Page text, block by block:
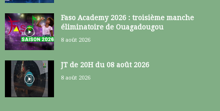
Faso Academy 2026 : troisième manche
éliminatoire de Ouagadougou
8 août 2026
JT de 20H du 08 août 2026
8 août 2026